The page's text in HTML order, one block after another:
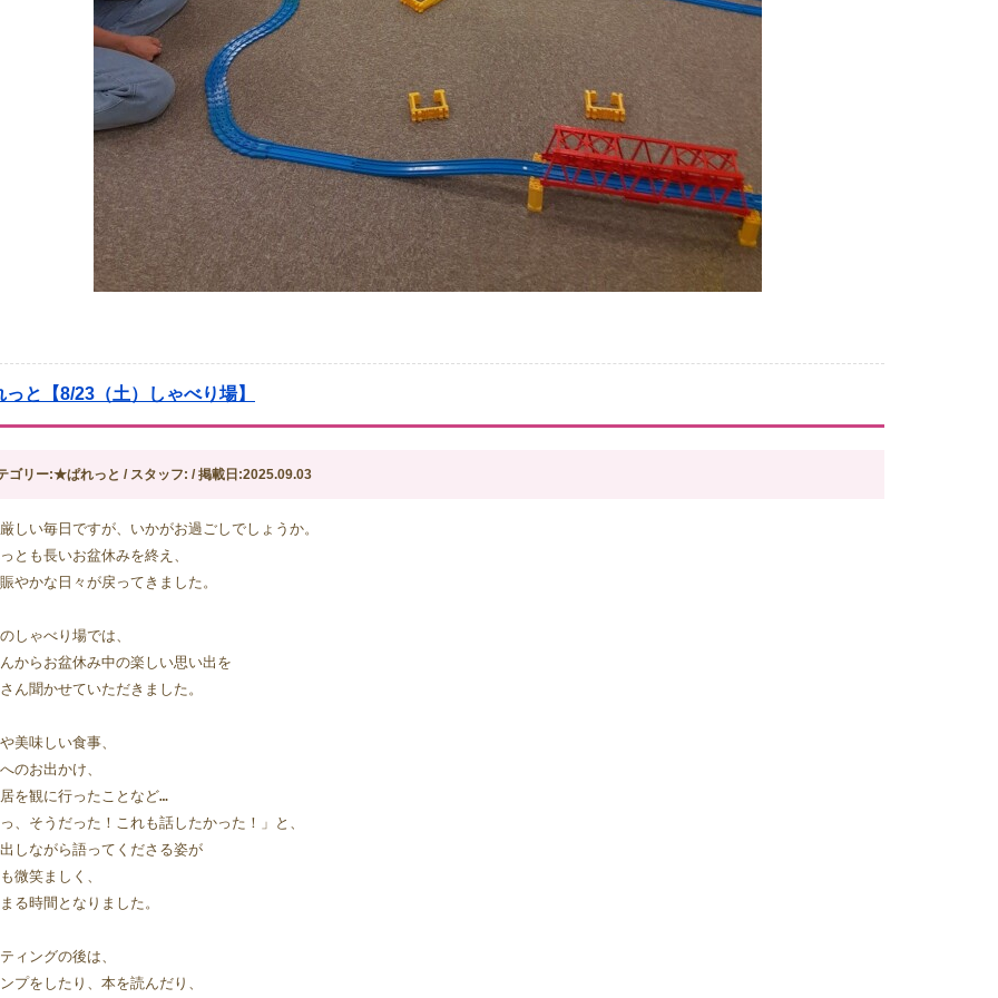
っと【8/23（土）しゃべり場】
ゴリー:★ぱれっと / スタッフ: / 掲載日:2025.09.03
しい毎日ですが、いかがお過ごしでしょうか。
とも長いお盆休みを終え、
やかな日々が戻ってきました。
しゃべり場では、
からお盆休み中の楽しい思い出を
ん聞かせていただきました。
美味しい食事、
のお出かけ、
を観に行ったことなど…
っ、そうだった！これも話したかった！」と、
しながら語ってくださる姿が
微笑ましく、
る時間となりました。
ィングの後は、
プをしたり、本を読んだり、